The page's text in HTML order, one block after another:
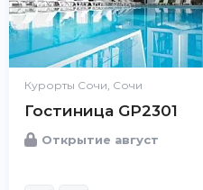
Курорты Сочи, Сочи
Гостиница GP2301
Открытие август